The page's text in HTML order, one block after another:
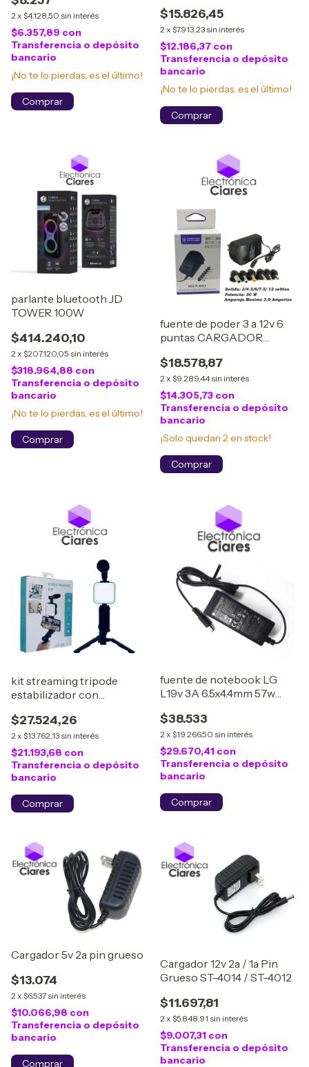
2 x $4.128,50 sin interés
$6.357,89 con
Transferencia o depósito
bancario
¡No te lo pierdas, es el último!
$15.826,45
2 x $7.913,23 sin interés
$12.186,37 con
Transferencia o depósito
bancario
¡No te lo pierdas, es el último!
parlante bluetooth JD
TOWER 100W
$414.240,10
2 x $207.120,05 sin interés
$318.964,88 con
Transferencia o depósito
bancario
¡No te lo pierdas, es el último!
fuente de poder 3 a 12v 6
puntas CARGADOR
$18.578,87
2 x $9.289,44 sin interés
$14.305,73 con
Transferencia o depósito
bancario
¡Solo quedan 2en stock!
kit streaming tripode
estabilizador con
control AY-49
$27.524,26
2 x $13.762,13 sin interés
$21.193,68 con
Transferencia o depósito
bancario
fuente de notebook LG
L19v 3A 6.5x4.4mm 57w
$38.533
2 x $19.266,50 sin interés
$29.670,41 con
Transferencia o depósito
bancario
Cargador 5v 2a pin grueso
$13.074
2 x $6.537 sin interés
$10.066,98 con
Transferencia o depósito
bancario
Cargador 12v 2a / 1a Pin
Grueso ST-4014 / ST-4012
$11.697,81
2 x $5.848,91 sin interés
$9.007,31 con
Transferencia o depósito
bancario